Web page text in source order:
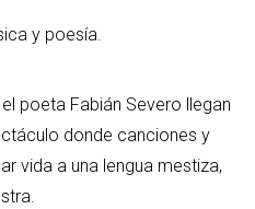
y poesía.
poeta Fabián Severo llegan
donde canciones y
vida a una lengua mestiza,